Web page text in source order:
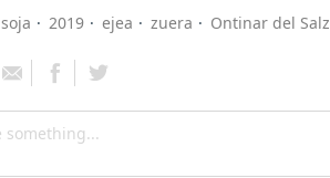
soja
2019 ejea zuera Ontinar del Salz